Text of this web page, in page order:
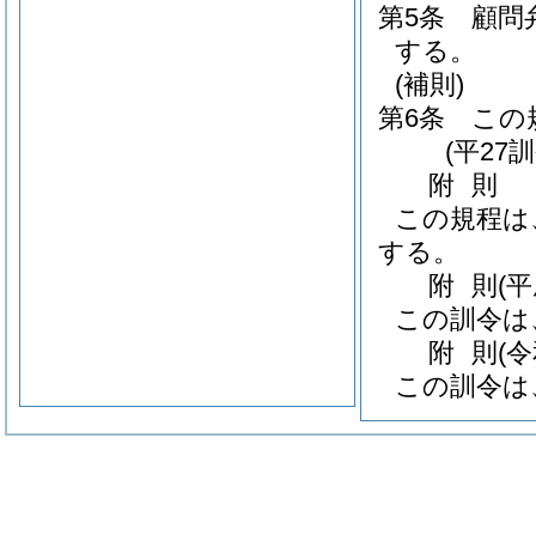
第5条
顧問
する。
(補則)
第6条
この
(平27
附 則
この規程
する。
附 則 (
この訓令
附 則 (
この訓令